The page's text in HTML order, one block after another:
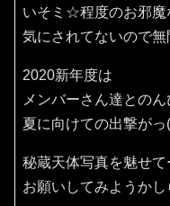
いそミ☆程度のお邪魔
気にされてないので
2020新年度は
メンバーさん達との
夏に向けての出撃がっ
秘蔵天体写真を魅せて
お願いしてみようかし